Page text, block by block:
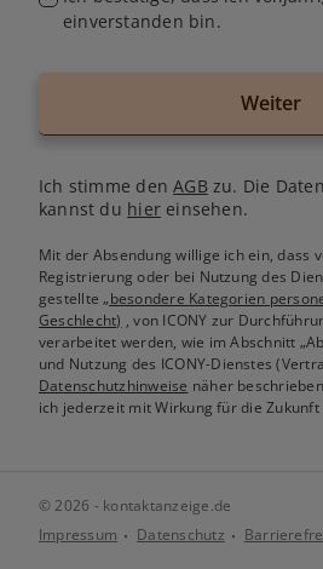
einverstanden bin.
Weiter
Ich stimme denAGB zu. Die
kannst du hiereinsehen.
Mit der Absendung willige ich ein, dass
Registrierung oder bei Nutzung des
gestellte„besondere Kategorien
Geschlecht) , von ICONY zur
verarbeitet werden, wie im Abschnitt
und Nutzung des ICONY-Dienstes
Datenschutzhinweise näher
ich jederzeit mit Wirkung für die
© 2026 - kontaktanzeige.de
Impressum
Datenschutz